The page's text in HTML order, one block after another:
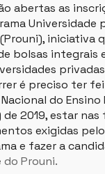
abertas as
Universidade
iniciativa
bolsas integrais
é preciso ter
do Ensino
de 2019, estar nas
exigidas pelo
e fazer a
do Prouni.